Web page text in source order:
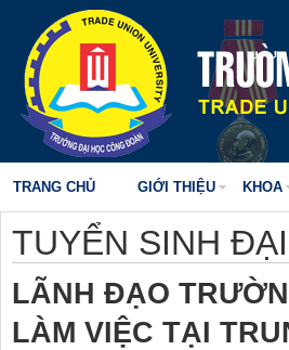
TRANG CHỦ GIỚI THIỆU KHOA
TUYỂN SINH
LÃNH ĐẠO
LÀM VIỆC TẠI